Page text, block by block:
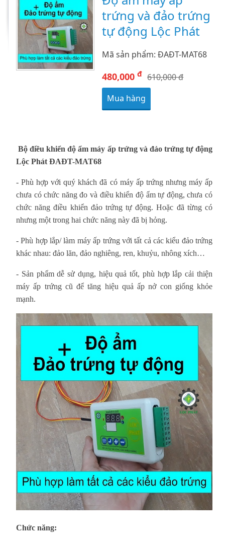
trứng và đảo trứng
tự động Lộc Phát
Mã sản phẩm: ĐAĐT-MAT68
480,000đ 610,000 đ
Mua hàng
Bộ điều khiển độ ẩm máy ấp trứng và đảo trứng tự động
Lộc Phát ĐAĐT-MAT68
-Phù hợp với quý khách đã có máy ấp trứng nhưng máy ấp
chưa có chức năng đo và điều khiển độ ẩm tự động, chưa có
chức năng điều khiển đảo trứng tự động. Hoặc đã từng có
nhưng một trong hai chức năng này đã bị hỏng.
-Phù hợp lắp/ làm máy ấp trứng với tất cả các kiểu đảo trứng
khác nhau: đảo lăn, đảo nghiêng, ren, khuỷu, nhông xích…
- Sản phẩm dễ sử dụng, hiệu quả tốt, phù hợp lắp cải thiện
máy ấp trứng cũ để tăng hiệu quả ấp nở con giống khỏe
mạnh.
Chức năng: